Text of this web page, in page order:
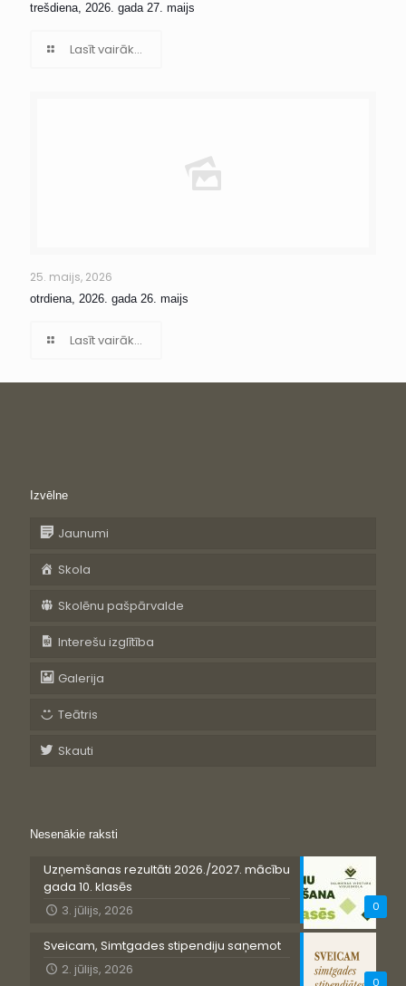
trešdiena, 2026. gada 27. maijs
Lasīt vairāk...
25. maijs, 2026
otrdiena, 2026. gada 26. maijs
Lasīt vairāk...
Izvēlne
Jaunumi
Skola
Skolēnu pašpārvalde
Interešu izglītība
Galerija
Teātris
Skauti
Nesenākie raksti
0
Uzņemšanas rezultāti 2026./2027. mācību
gada 10. klasēs
3. jūlijs, 2026
0
Sveicam, Simtgades stipendiju saņemot
2. jūlijs, 2026